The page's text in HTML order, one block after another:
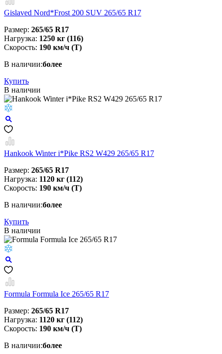
Gislaved Nord*Frost 200 SUV 265/65 R17
Размер: 265/65 R17
Нагрузка: 1250 кг (116)
Скорость: 190 км/ч (T)
В наличии:более
Купить
В наличии
Hankook Winter i*Pike RS2 W429 265/65 R17
Размер: 265/65 R17
Нагрузка: 1120 кг (112)
Скорость: 190 км/ч (T)
В наличии:более
Купить
В наличии
Formula Formula Ice 265/65 R17
Размер: 265/65 R17
Нагрузка: 1120 кг (112)
Скорость: 190 км/ч (T)
В наличии:более